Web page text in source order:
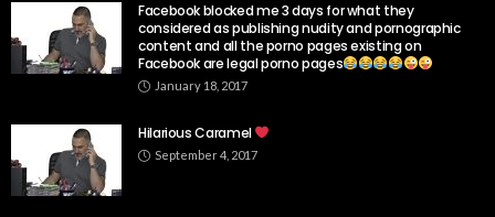
Facebook blocked me 3 days for what they
considered as publishing nudity and pornographic
content and all the porno pages existing on
Facebook are legal porno pages
January 18, 2017
Hilarious Caramel
September 4, 2017